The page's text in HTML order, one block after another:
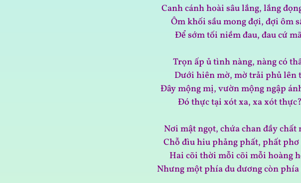
Canh cánh hoài sâu lắng, lắng
Ôm khối sầu mong đợi, đợi ôm
Để sớm tối niềm đau, đau cứ
Trọn ấp ủ tình nàng, nàng có
Dưới hiên mờ, mờ trải phủ lên
Đây mộng mị, vườn mộng ngập
Đó thực tại xót xa, xa xót thực?
Nơi mật ngọt, chứa chan đầy chất
Chỗ đìu hiu phảng phất, phất
Hai cõi thời mỗi cõi mỗi hoàng
Nhưng một phía du dương còn